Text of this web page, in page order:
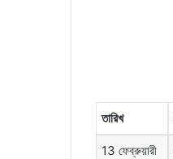
তারিখ
13 ফেব্রুয়ারী